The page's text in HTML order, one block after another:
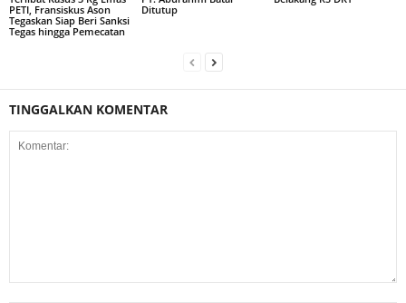
PETI, Fransiskus Ason
Tegaskan Siap Beri Sanksi
Tegas hingga Pemecatan
Ditutup
TINGGALKAN KOMENTAR